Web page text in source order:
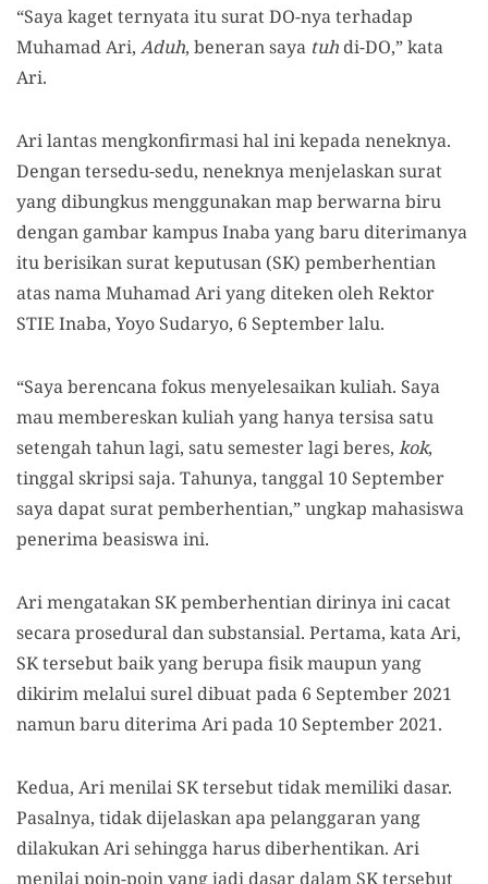
“Saya kaget ternyata itu surat DO-nya terhadap
Muhamad Ari, Aduh, beneran saya tuh di-DO,” kata
Ari.
Ari lantas mengkonfirmasi hal ini kepada neneknya.
Dengan tersedu-sedu, neneknya menjelaskan surat
yang dibungkus menggunakan map berwarna biru
dengan gambar kampus Inaba yang baru diterimanya
itu berisikan surat keputusan (SK) pemberhentian
atas nama Muhamad Ari yang diteken oleh Rektor
STIE Inaba, Yoyo Sudaryo, 6 September lalu.
“Saya berencana fokus menyelesaikan kuliah. Saya
mau membereskan kuliah yang hanya tersisa satu
setengah tahun lagi, satu semester lagi beres, kok,
tinggal skripsi saja. Tahunya, tanggal 10 September
saya dapat surat pemberhentian,” ungkap mahasiswa
penerima beasiswa ini.
Ari mengatakan SK pemberhentian dirinya ini cacat
secara prosedural dan substansial. Pertama, kata Ari,
SK tersebut baik yang berupa fisik maupun yang
dikirim melalui surel dibuat pada 6 September 2021
namun baru diterima Ari pada 10 September 2021.
Kedua, Ari menilai SK tersebut tidak memiliki dasar.
Pasalnya, tidak dijelaskan apa pelanggaran yang
dilakukan Ari sehingga harus diberhentikan. Ari
menilai poin-poin yang jadi dasar dalam SK tersebut